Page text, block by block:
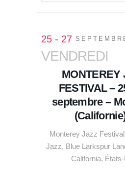
25 - 27
VENDREDI
MONTEREY
FESTIVAL –
septembre –
Monterey Jazz
Jazz, Blue Larkspur
California,